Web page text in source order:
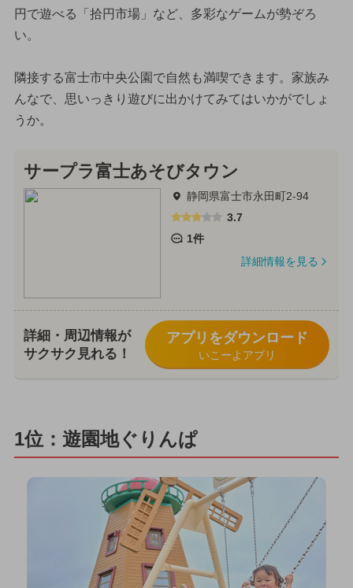
円で遊べる「拾円市場」など、多彩なゲームが勢ぞろ
い。
隣接する富士市中央公園で自然も満喫できます。家族み
んなで、思いっきり遊びに出かけてみてはいかがでしょ
うか。
サープラ富士あそびタウン
静岡県富士市永田町2-94
3.7
1件
詳細情報を見る
詳細・周辺情報が
サクサク見れる！
アプリをダウンロード
いこーよアプリ
1位：遊園地ぐりんぱ